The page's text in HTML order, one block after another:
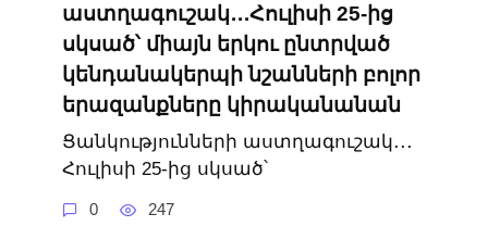
աստղագուշակ․․․Հուլիսի 25-ից
սկսած՝ միայն երկու ընտրված
կենդանակերպի նշանների բոլոր
երազանքները կիրականանան
Ցանկությունների աստղագուշակ․․․
Հուլիսի 25-ից սկսած՝
0 247